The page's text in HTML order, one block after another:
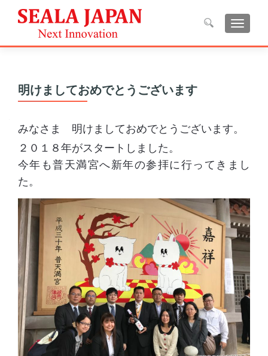
ナビ
明けましておめでとうございます
みなさま 明けましておめでとうございます。
２０１８年がスタートしました。
今年も普天満宮へ新年の参拝に行ってきまし
た。